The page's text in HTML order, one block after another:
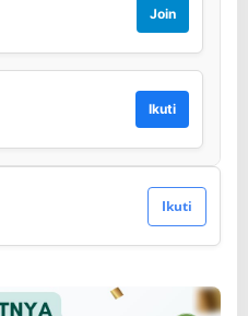
Join
Ikuti
Ikuti